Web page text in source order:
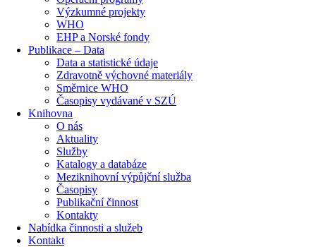
Výzkumné projekty
WHO
EHP a Norské fondy
Publikace – Data
Data a statistické údaje
Zdravotně výchovné materiály
Směrnice WHO
Časopisy vydávané v SZÚ
Knihovna
O nás
Aktuality
Služby
Katalogy a databáze
Meziknihovní výpůjční služba
Časopisy
Publikační činnost
Kontakty
Nabídka činnosti a služeb
Kontakt